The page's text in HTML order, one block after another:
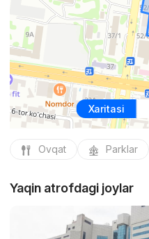
Xaritasi
Ovqat Parklar
Yaqin atrofdagi joylar